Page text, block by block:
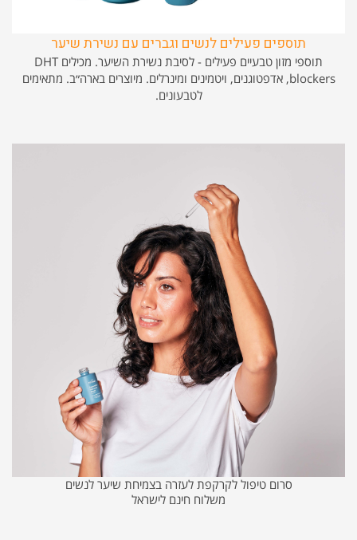
תוספים פעילים לנשים וגברים עם נשירת שיער
תוספי מזון טבעיים פעילים - לסיבת נשירת השיער. מכילים DHT
blockers, אדפטוגנים, ויטמינים ומינרלים. מיוצרים בארה״ב. מתאימים
לטבעונים.
סרום טיפול לקרקפת לעזרה בצמיחת שיער לנשים
משלוח חינם לישראל